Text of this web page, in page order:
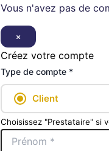
Vous n'avez pas de
×
Créez votre compte
Type de compte *
Client
Choisissez "Prestataire" si